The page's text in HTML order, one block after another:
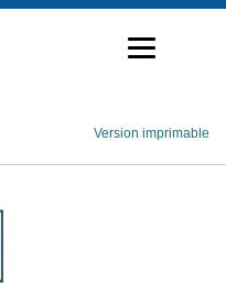
Version imprimable